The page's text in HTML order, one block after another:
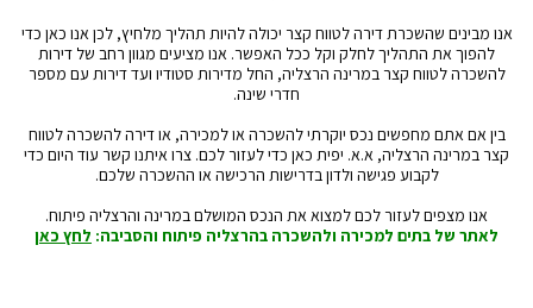
אנו מבינים שהשכרת דירה לטווח קצר יכולה להיות תהליך מלחיץ, לכן אנו כאן כדי
להפוך את התהליך לחלק וקל ככל האפשר. אנו מציעים מגוון רחב של דירות
להשכרה לטווח קצר במרינה הרצליה, החל מדירות סטודיו ועד דירות עם מספר
חדרי שינה.
בין אם אתם מחפשים נכס יוקרתי להשכרה או למכירה, או דירה להשכרה לטווח
קצר במרינה הרצליה, א.א. יפית כאן כדי לעזור לכם. צרו איתנו קשר עוד היום כדי
לקבוע פגישה ולדון בדרישות הרכישה או ההשכרה שלכם.
אנו מצפים לעזור לכם למצוא את הנכס המושלם במרינה והרצליה פיתוח.
לאתר של בתים למכירה ולהשכרה בהרצליה פיתוח והסביבה:לחץ כאן